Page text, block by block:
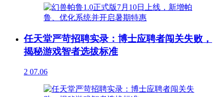
任天堂严苛招聘实录：博士应聘者闯关失败，
揭秘游戏智者选拔标准
2 07.06